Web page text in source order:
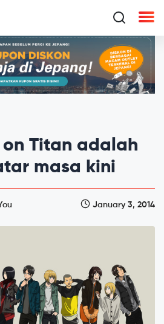
Titan adalah
masa kini
January 3, 2014